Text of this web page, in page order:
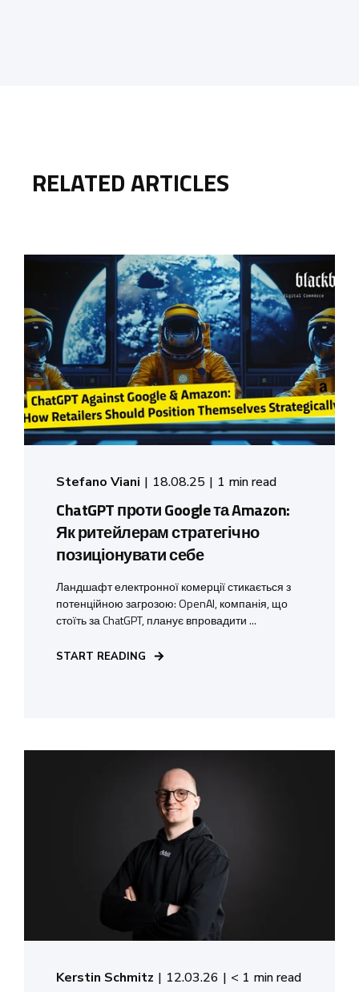
RELATED ARTICLES
Stefano Viani 18.08.25 1 min read
ChatGPT проти Google та Amazon:
Як ритейлерам стратегічно
позиціонувати себе
Ландшафт електронної комерції стикається з
потенційною загрозою: OpenAI, компанія, що
стоїть за ChatGPT, планує впровадити ...
START READING
Kerstin Schmitz 12.03.26 < 1 min read